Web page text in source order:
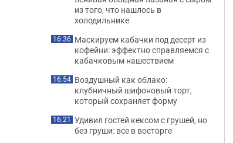
из того, что нашлось в
холодильнике
16:36 Маскируем кабачки под десерт из
кофейни: эффектно справляемся с
кабачковым нашествием
16:54 Воздушный как облако:
клубничный шифоновый торт,
который сохраняет форму
16:21 Удивил гостей кексом с грушей, но
без груши: все в восторге